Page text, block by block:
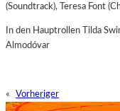
(Soundtrack), Teresa Font
In den Hauptrollen Tilda
Almodóvar
« Vorheriger